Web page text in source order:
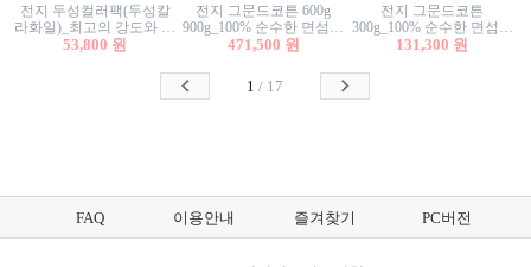
전지 두성컬러팩(두성칼
라화일)_최고의 강도와 평
활성을 지닌 다양한 컬러
53,800 원
전지 그문드코튼 600g
900g_100% 순수한 면섬유
로 만든 친환경프리미엄
471,500 원
전지 그문드코튼
300g_100% 순수한 면섬유
로 만든 친환경프리미엄
131,300 원
1 / 17
FAQ 이용안내 즐겨찾기 PC버전